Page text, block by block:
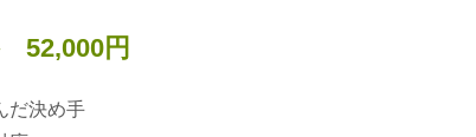
52,000円
だ決め手